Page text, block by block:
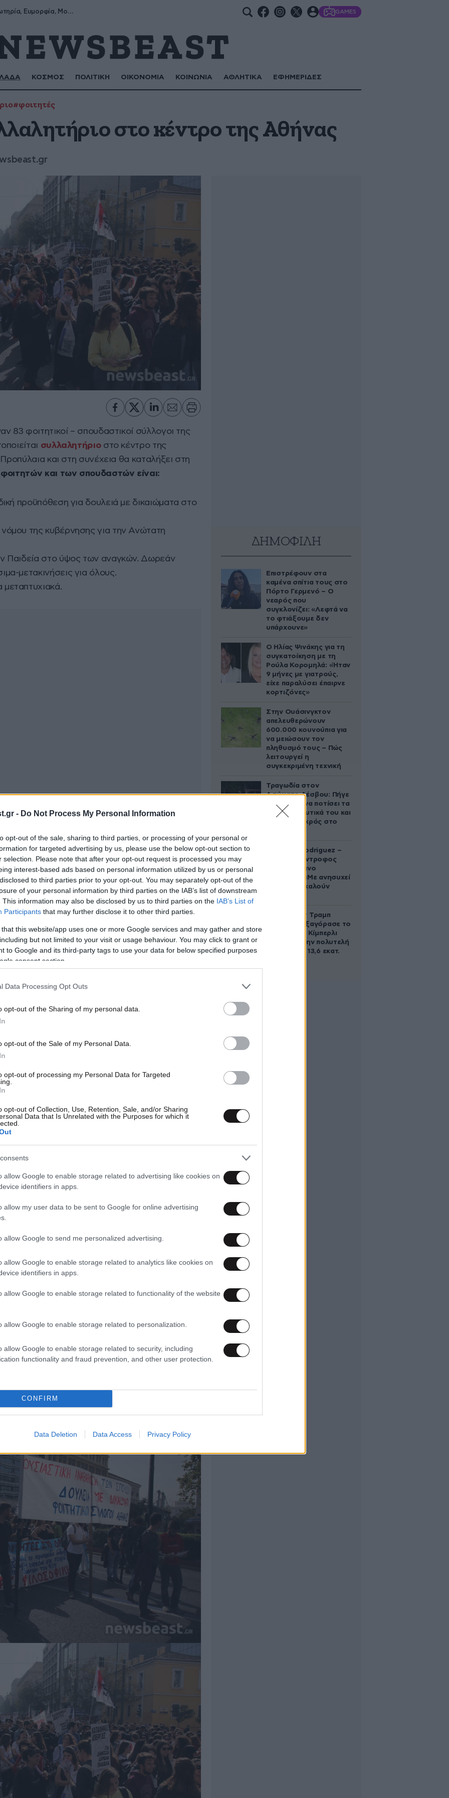
- Do Not Process My Personal Information
opt-out of the sale, sharing to third parties, or processing of your personal or
for targeted advertising by us, please use the below opt-out section to
selection. Please note that after your opt-out request is processed you may
interest-based ads based on personal information utilized by us or personal
to third parties prior to your opt-out. You may separately opt-out of the
of your personal information by third parties on the IAB’s list of downstream
This information may also be disclosed by us to third parties on the IAB’s List of
Participants that may further disclose it to other third parties.
that this website/app uses one or more Google services and may gather and store
but not limited to your visit or usage behaviour. You may click to grant or
to Google and its third-party tags to use your data for below specified purposes
consent section.
Data Processing Opt Outs
opt-out of the Sharing of my personal data.
opt-out of the Sale of my Personal Data.
opt-out of processing my Personal Data for Targeted
opt-out of Collection, Use, Retention, Sale, and/or Sharing
Data that Is Unrelated with the Purposes for which it
allow Google to enable storage related to advertising like cookies on
identifiers in apps.
allow my user data to be sent to Google for online advertising
allow Google to send me personalized advertising.
allow Google to enable storage related to analytics like cookies on
identifiers in apps.
allow Google to enable storage related to functionality of the website
allow Google to enable storage related to personalization.
allow Google to enable storage related to security, including
functionality and fraud prevention, and other user protection.
CONFIRM
Data Deletion Data Access Privacy Policy
Σωτήρης, Σωτηρία, Ευμορφία, Μορφούλα GAMES
ΚΟΣΜΟΣ ΠΟΛΙΤΙΚΗ ΟΙΚΟΝΟΜΙΑ ΚΟΙΝΩΝΙΑ ΑΘΛΗΤΙΚΑ ΕΦΗΜΕΡΙΔΕΣ
#φοιτητές
στο κέντρο της Αθήνας
83 φοιτητικοί – σπουδαστικοί σύλλογοι της
συλλαλητήριο στο κέντρο της
και στη συνέχεια θα καταλήξει στη
και των σπουδαστών είναι:
προϋπόθεση για δουλειά με δικαιώματα στο
της κυβέρνησης για την Ανώτατη
Παιδεία στο ύψος των αναγκών. Δωρεάν
μετακινήσεις για όλους.
κλειστή, ενώ η πορεία προς το κτίριο του
μέσω της Σταδίου, όπου επίσης έχουν
Οιφοιτητικοί
απεργιακές συγκεντρώσεις σε όλη τη χώρα,
14 Νοέμβρη, ημέρα απεργίας Ομοσπονδιών-
ΔΗΜΟΦΙΛΗ
Επιστρέφουν στα
καμένα σπίτια τους στο
Πόρτο Γερμενό – Ο
νεαρός που
συγκλονίζει: «Λεφτά να
το φτιάξουμε δεν
υπάρχουνε»
Ο Ηλίας Ψινάκης για τη
συγκατοίκηση με τη
Ρούλα Κορομηλά: «Ήταν
9 μήνες με γιατρούς,
είχε παραλύσει έπαιρνε
κορτιζόνες»
Στην Ουάσινγκτον
απελευθερώνουν
600.000 κουνούπια για
να μειώσουν τον
πληθυσμό τους – Πώς
λειτουργεί η
συγκεκριμένη τεχνική
Τραγωδία στον
Ασώματο Λέσβου: Πήγε
στο κτήμα να ποτίσει τα
οπωροκηπευτικά του και
βρέθηκε νεκρός στο
Georgina Rodriguez –
Ξεσπά η σύντροφος
του Κριστιάνο
Ρονάλντο: «Με ανησυχεί
που με αποκαλούν
Ο Ντόναλντ Τραμπ
Τζούνιορ εξαγόρασε το
μερίδιο της Κίμπερλι
Γκίλφοϊλ στην πολυτελή
έπαυλη των 13,6 εκατ.